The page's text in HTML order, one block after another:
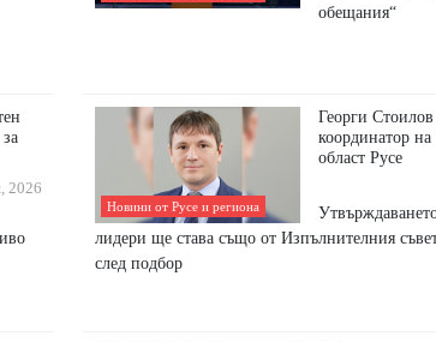
обещания“
2026
Новини от Русе и региона
Георги Стоилов
координатор на
област Русе
лидери ще става също от Изпълнителния
след подбор